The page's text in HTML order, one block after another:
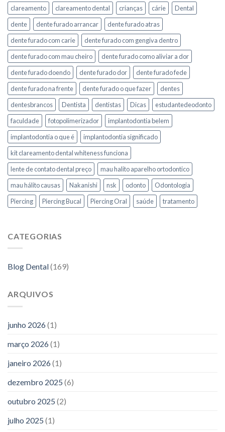
clareamento
clareamento dental crianças cárie
Dental
dente
dente furado arrancar
dente furado atras
dente furado com carie
dente furado com gengiva dentro
dente furado com mau cheiro
dente furado como aliviar a dor
dente furado doendo
dente furado dor
dente furado fede
dente furado na frente
dente furado o que fazer
dentes
dentesbrancos
Dentista dentistas Dicas
estudantedeodonto
faculdade
fotopolimerizador
implantodontia belem
implantodontia o que é
implantodontia significado
kit clareamento dental whiteness funciona
lente de contato dental preço
mau halito aparelho ortodontico
mau hálito causas
Nakanishi nsk odonto
Odontologia
Piercing
Piercing Bucal Piercing Oral saúde tratamento
CATEGORIAS
Blog Dental(169)
ARQUIVOS
junho 2026(1)
março 2026(1)
janeiro 2026(1)
dezembro 2025 (6)
outubro 2025 (2)
julho 2025 (1)